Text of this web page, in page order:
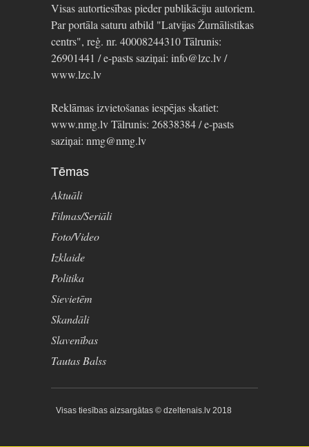
Visas autortiesības pieder publikāciju autoriem.
Par portāla saturu atbild "Latvijas Žurnālistikas
centrs", reģ. nr. 40008244310 Tālrunis:
26901441 / e-pasts saziņai: info@lzc.lv /
www.lzc.lv
Reklāmas izvietošanas iespējas skatiet:
www.nmg.lv Tālrunis: 26838384 / e-pasts
saziņai: nmg@nmg.lv
Tēmas
Aktuāli
Filmas/Seriāli
Foto/Video
Izklaide
Politika
Sievietēm
Skandāli
Slavenības
Tautas Balss
Visas tiesības aizsargātas © dzeltenais.lv 2018